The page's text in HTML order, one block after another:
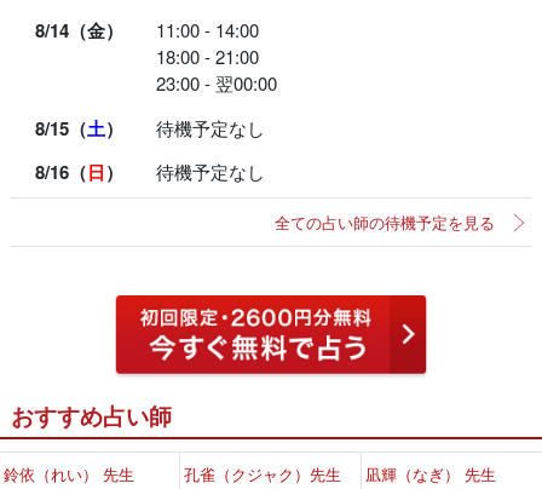
8/14（金）
11:00 - 14:00
18:00 - 21:00
23:00 - 翌00:00
8/15（土） 待機予定なし
8/16（日） 待機予定なし
全ての占い師の待機予定を見る
おすすめ占い師
鈴依（れい） 先生 孔雀（クジャク）先生 凪輝（なぎ） 先生